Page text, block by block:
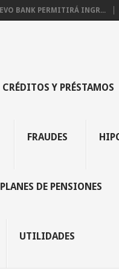
EVO BANK PERMITIRÁ INGR...
CRÉDITOS Y PRÉSTAMOS
FRAUDES
PLANES DE PENSIONES
UTILIDADES